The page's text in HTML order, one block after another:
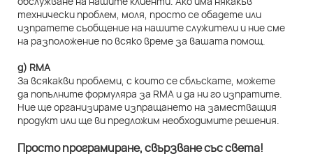
технически проблем, моля, просто се обадете или
изпратете съобщение на нашите служители и ние сме
на разположение по всяко време за вашата помощ.
д) RMA
За всякакви проблеми, с които се сблъскате, можете
да попълните формуляра за RMA и да ни го изпратите.
Ние ще организираме изпращането на заместващия
продукт или ще ви предложим необходимите решения.
Просто програмиране, свързване със света!